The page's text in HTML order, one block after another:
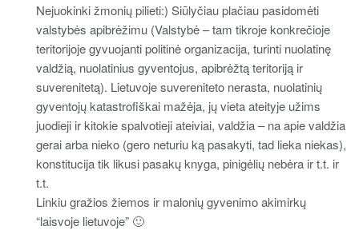
Nejuokinki žmonių pilieti:) Siūlyčiau plačiau pasidomėti
valstybės apibrėžimu (Valstybė – tam tikroje konkrečioje
teritorijoje gyvuojanti politinė organizacija, turinti nuolatinę
valdžią, nuolatinius gyventojus, apibrėžtą teritoriją ir
suverenitetą). Lietuvoje suvereniteto nerasta, nuolatinių
gyventojų katastrofiškai mažėja, jų vieta ateityje užims
juodieji ir kitokie spalvotieji ateiviai, valdžia – na apie valdžia
gerai arba nieko (gero neturiu ką pasakyti, tad lieka niekas),
konstitucija tik likusi pasakų knyga, pinigėlių nebėra ir t.t. ir
t.t.
Linkiu gražios žiemos ir malonių gyvenimo akimirkų
“laisvoje lietuvoje” 🙂